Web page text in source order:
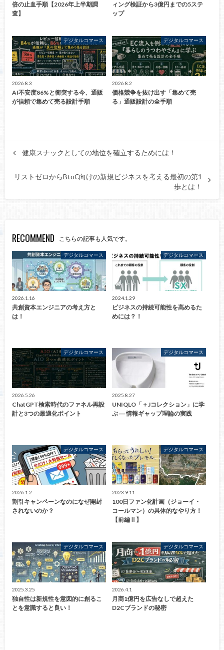
倍の止血手順【2026年上半期調
査】
ィング検証から3億円までの5ステ
ップ
デジタルコマース
2026.8.3
AI不安度86%と衝突する今、通販
が信頼で集めて売る設計手順
デジタルコマース
2026.8.2
価格競争を抜け出す「集めて売
る」通販設計の全手順
健康スナックとしての地位を確立するためには！
リストゼロからBtoC向けの新規ビジネスを考える最初の第1
歩とは！
RECOMMEND こちらの記事も人気です。
デジタルコマース
2026.1.16
共創資本エンジニアの考え方と
は！
デジタルコマース
2024.1.29
ビジネスの持続可能性を高めるた
めには？！
デジタルコマース
2026.5.26
ChatGPT検索時代のファネル再設
計と3つの最適化ポイント
デジタルコマース
2025.8.27
UNIQLO「＋Jコレクション」に学
ぶ ― 情報ギャップ理論の実践
デジタルコマース
2026.1.2
割引キャンペーンなのになぜ開封
されないのか？
デジタルコマース
2023.9.11
100日ファン化計画（ジョーイ・
コールマン）の具体的なやり方！
【前編Ⅱ】
デジタルコマース
2025.3.25
独自性は新規性を意図的に創るこ
とを意識すると良い！
デジタルコマース
2026.4.1
月商1億円を広告なしで超えた
D2Cブランドの秘密